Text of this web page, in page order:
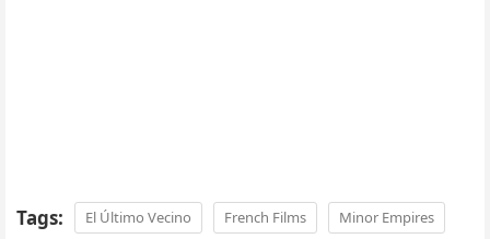
Tags: El Último Vecino French Films Minor Empires